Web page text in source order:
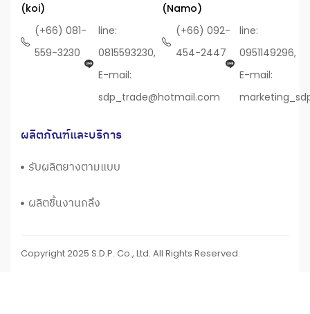
(koi)
(+66) 081-
559-3230
line:
0815593230,
E-mail:
sdp_trade@hotmail.com
(Namo)
(+66) 092-
454-2447
line:
0951149296,
E-mail:
ผลิตภัณฑ์และบริการ
รับผลิตยางตามแบบ
ผลิตชิ้นงานกลึง
Copyright 2025 S.D.P. Co., Ltd. All Rights Reserved.